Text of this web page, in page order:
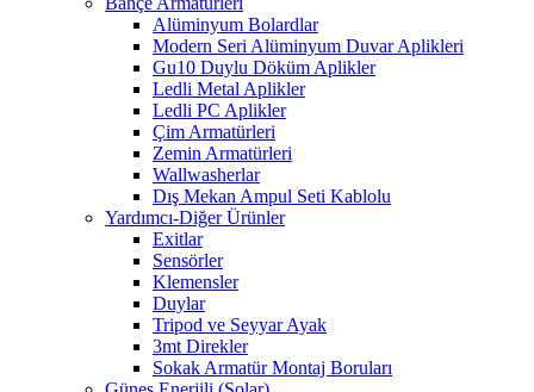
Alüminyum Bolardlar
Modern Seri Alüminyum Duvar Aplikleri
Gu10 Duylu Döküm Aplikler
Ledli Metal Aplikler
Ledli PC Aplikler
Çim Armatürleri
Zemin Armatürleri
Wallwasherlar
Dış Mekan Ampul Seti Kablolu
Yardımcı-Diğer Ürünler
Exitlar
Sensörler
Klemensler
Duylar
Tripod ve Seyyar Ayak
3mt Direkler
Sokak Armatür Montaj Boruları